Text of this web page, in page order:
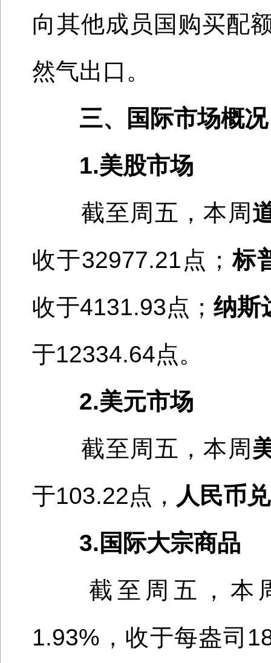
向其他成员国购买配
然气出口。
三、
国际市场概况
1.美股市场
截至周五，本周
收于32977.21 点； 标
收于4131.93点； 纳斯
于12334.64点。
2.美元市场
截至周五，本周
于103.22点， 人民币
3.国际大宗商品
截至周五，本
1.93%，收于每盎司